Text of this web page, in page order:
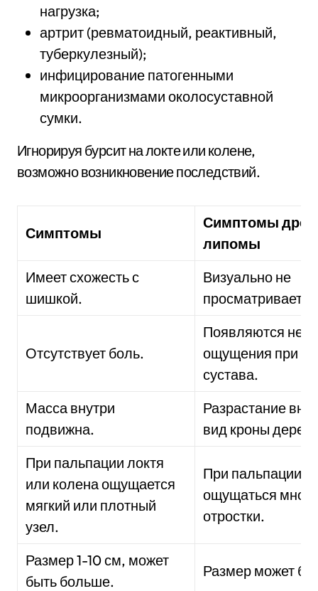
нагрузка;
артрит (ревматоидный, реактивный,
туберкулезный);
инфицирование патогенными
микроорганизмами околосуставной
сумки.
Игнорируя бурсит на локте или колене,
возможно возникновение последствий.
Симптомы
Симптомы
липомы
Имеет схожесть с
шишкой.
Визуально не
Отсутствует боль.
Появляются
ощущения при
сустава.
Масса внутри
подвижна.
Разрастание
вид кроны
При пальпации локтя
или колена ощущается
мягкий или плотный
узел.
При пальпации
ощущаться
отростки.
Размер 1-10 см, может
быть больше.
Размер может